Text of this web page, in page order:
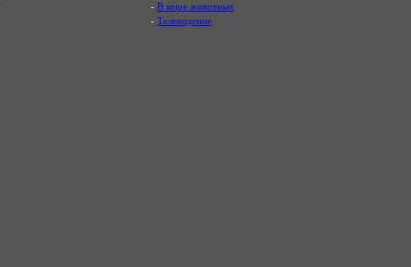
- В мире животных
- Телевидение